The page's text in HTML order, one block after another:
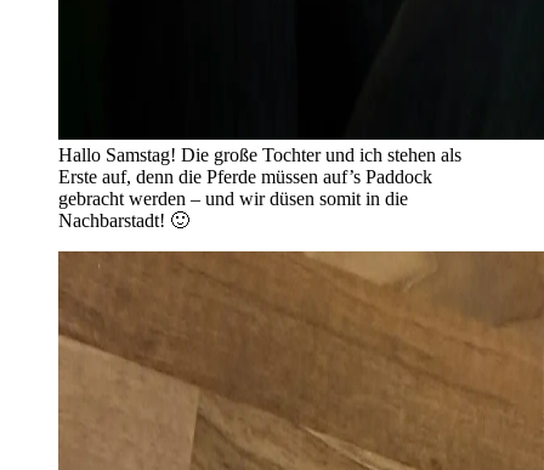
Hallo Samstag! Die große Tochter und ich stehen als
Erste auf, denn die Pferde müssen auf’s Paddock
gebracht werden – und wir düsen somit in die
Nachbarstadt! 🙂